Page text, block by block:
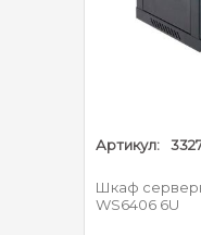
Артикул:
Шкаф
WS6406 6U